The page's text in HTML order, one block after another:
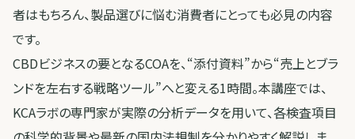
者はもちろん、製品選びに悩む消費者にとっても必見の内容
です。
CBDビジネスの要となるCOAを、“添付資料”から“売上とブラ
ンドを左右する戦略ツール”へと変える1時間。本講座では、
KCAラボの専門家が実際の分析データを用いて、各検査項目